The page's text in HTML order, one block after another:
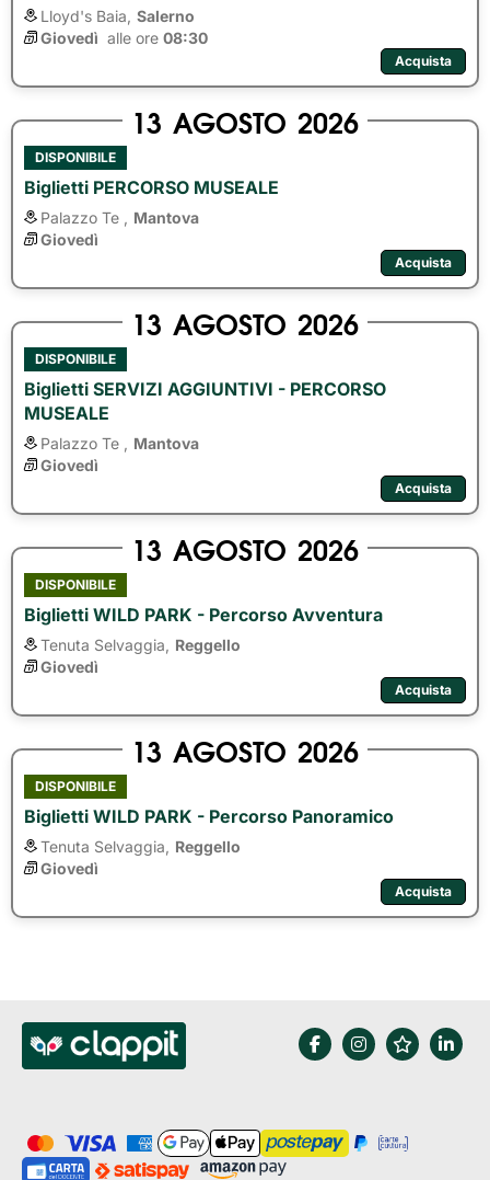
Lloyd's Baia, Salerno
Giovedì alle ore 08:30
Acquista
13 AGOSTO 2026
DISPONIBILE
Biglietti PERCORSO MUSEALE
Palazzo Te ,
Mantova
Giovedì
Acquista
13 AGOSTO 2026
DISPONIBILE
Biglietti SERVIZI AGGIUNTIVI - PERCORSO
MUSEALE
Palazzo Te ,
Mantova
Giovedì
Acquista
13 AGOSTO 2026
DISPONIBILE
Biglietti WILD PARK - Percorso Avventura
Tenuta Selvaggia,
Reggello
Giovedì
Acquista
13 AGOSTO 2026
DISPONIBILE
Biglietti WILD PARK - Percorso Panoramico
Tenuta Selvaggia,
Reggello
Giovedì
Acquista